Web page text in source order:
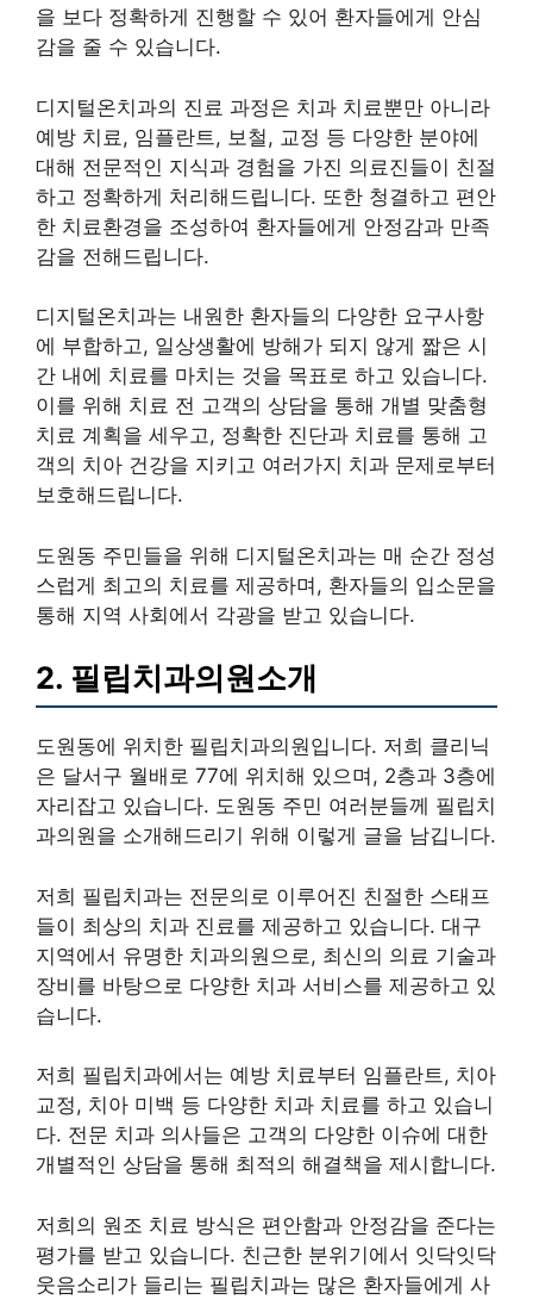
을 보다 정확하게 진행할 수 있어 환자들에게 안심
감을 줄 수 있습니다.
디지털온치과의 진료 과정은 치과 치료뿐만 아니라
예방 치료, 임플란트, 보철, 교정 등 다양한 분야에
대해 전문적인 지식과 경험을 가진 의료진들이 친절
하고 정확하게 처리해드립니다. 또한 청결하고 편안
한 치료환경을 조성하여 환자들에게 안정감과 만족
감을 전해드립니다.
디지털온치과는 내원한 환자들의 다양한 요구사항
에 부합하고, 일상생활에 방해가 되지 않게 짧은 시
간 내에 치료를 마치는 것을 목표로 하고 있습니다.
이를 위해 치료 전 고객의 상담을 통해 개별 맞춤형
치료 계획을 세우고, 정확한 진단과 치료를 통해 고
객의 치아 건강을 지키고 여러가지 치과 문제로부터
보호해드립니다.
도원동 주민들을 위해 디지털온치과는 매 순간 정성
스럽게 최고의 치료를 제공하며, 환자들의 입소문을
통해 지역 사회에서 각광을 받고 있습니다.
2. 필립치과의원소개
도원동에 위치한 필립치과의원입니다. 저희 클리닉
은 달서구 월배로 77에 위치해 있으며, 2층과 3층에
자리잡고 있습니다. 도원동 주민 여러분들께 필립치
과의원을 소개해드리기 위해 이렇게 글을 남깁니다.
저희 필립치과는 전문의로 이루어진 친절한 스태프
들이 최상의 치과 진료를 제공하고 있습니다. 대구
지역에서 유명한 치과의원으로, 최신의 의료 기술과
장비를 바탕으로 다양한 치과 서비스를 제공하고 있
습니다.
저희 필립치과에서는 예방 치료부터 임플란트, 치아
교정, 치아 미백 등 다양한 치과 치료를 하고 있습니
다. 전문 치과 의사들은 고객의 다양한 이슈에 대한
개별적인 상담을 통해 최적의 해결책을 제시합니다.
저희의 원조 치료 방식은 편안함과 안정감을 준다는
평가를 받고 있습니다. 친근한 분위기에서 잇닥잇닥
웃음소리가 들리는 필립치과는 많은 환자들에게 사